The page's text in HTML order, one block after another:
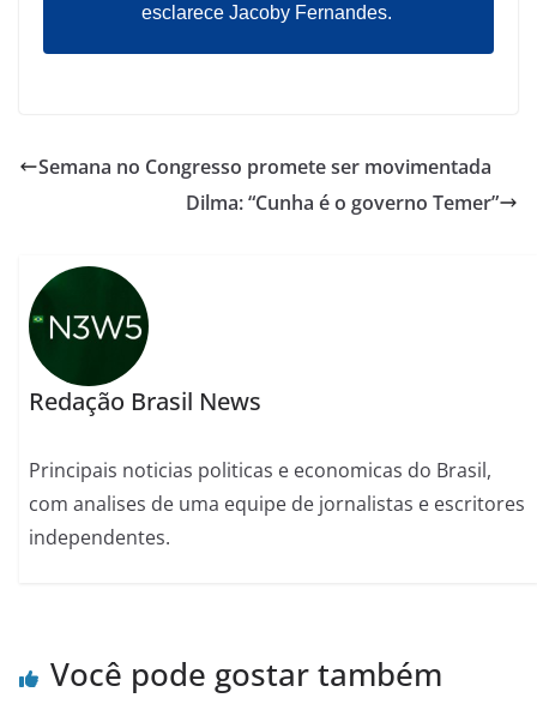
esclarece Jacoby Fernandes.
Semana no Congresso promete ser movimentada
Dilma: “Cunha é o governo Temer”
Redação Brasil News
Principais noticias politicas e economicas do Brasil,
com analises de uma equipe de jornalistas e escritores
independentes.
Você pode gostar também